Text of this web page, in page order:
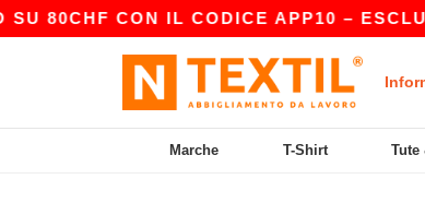
CON IL CODICE APP10 – ESCLUSIVA
Marche T-Shirt Tute